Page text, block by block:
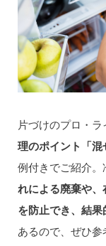
片づけのプロ・ラ
理のポイント「
例付きでご紹介。
れによる廃棄や
を防止でき、結
あるので、ぜひ参